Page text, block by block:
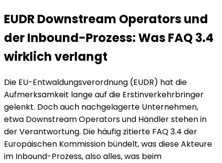
EUDR Downstream Operators und
der Inbound-Prozess: Was FAQ 3.4
wirklich verlangt
Die EU-Entwaldungsverordnung (EUDR) hat die
Aufmerksamkeit lange auf die Erstinverkehrbringer
gelenkt. Doch auch nachgelagerte Unternehmen,
etwa Downstream Operators und Händler stehen in
der Verantwortung. Die häufig zitierte FAQ 3.4 der
Europäischen Kommission bündelt, was diese Akteure
im Inbound-Prozess, also alles, was beim